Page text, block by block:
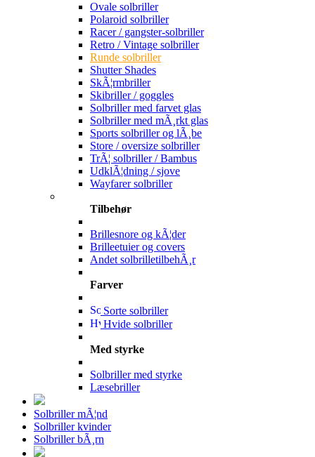
Ovale solbriller
Polaroid solbriller
Racer / gangster-solbriller
Retro / Vintage solbriller
Runde solbriller
Shutter Shades
SkÃ¦rmbriller
Skibriller / goggles
Solbriller med farvet glas
Solbriller med mÃ¸rkt glas
Sports solbriller og lÃ¸be
Store / oversize solbriller
TrÃ¦ solbriller / Bambus
UdklÃ¦dning / sjove
Wayfarer solbriller
Tilbehør
Brillesnore og kÃ¦der
Brilleetuier og covers
Andet solbrilletilbehÃ¸r
Farver
Sorte solbriller
Hvide solbriller
Med styrke
Solbriller med styrke
Læsebriller
Solbriller mÃ¦nd
Solbriller kvinder
Solbriller bÃ¸rn